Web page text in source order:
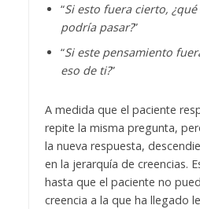
“Si esto fuera cierto,
podría pasar?”
“Si este pensamiento
eso de ti?”
A medida que el paciente
repite la misma pregunta,
la nueva respuesta,
en la jerarquía de creencias.
hasta que el paciente no
creencia a la que ha llegado